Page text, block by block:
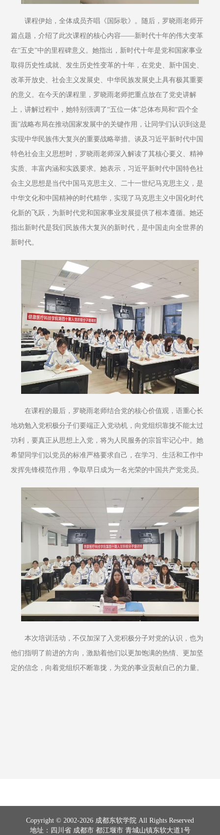
课程伊始，全体成员齐唱《国际歌》。随后，罗晓雨老师开
篇点题，介绍了此次课程的核心内容——新时代十年的伟大变革
在“五史”中的里程碑意义。她指出，新时代十年是党和国家事业
取得历史性成就、发生历史性变革的十年，在党史、新中国史、
改革开放史、社会主义发展史、中华民族发展史上具有极其重要
的意义。在今天的课程里，罗晓雨老师把重点放在了党史讲解
上，讲解过程中，她特别强调了“五位一体”总体布局和“四个全
面”战略布局在推动国家发展中的关键作用，让同学们认识到这是
实现中华民族伟大复兴的重要战略举措。谈及习近平新时代中国
特色社会主义思想时，罗晓雨老师深入解读了其核心要义、精神
实质、丰富内涵和实践要求。她表示，习近平新时代中国特色社
会主义思想是当代中国马克思主义、二十一世纪马克思主义，是
中华文化和中国精神的时代精华，实现了马克思主义中国化时代
化新的飞跃，为新时代党和国家事业发展提供了根本遵循。她还
指出新时代是我们民族伟大复兴的新时代，是中国走向全世界的
新时代。
在课程的最后，罗晓雨老师结合党的核心价值观，语重心长
地劝勉入党积极分子们要端正入党动机，向党组织靠拢不能太过
功利，要真正从思想上入党，将为人民服务的宗旨牢记心中。她
希望同学们以党员的标准严格要求自己，在学习、生活和工作中
发挥先锋模范作用，争取早日成为一名光荣的中国共产党党员。
本次培训活动，不仅加深了入党积极分子对党的认识，也为
他们指明了前进的方向，激励着他们以更加饱满的热情、更加坚
定的信念，向着党组织不断靠拢，为党的事业贡献自己的力量。
Copyright © 2002-2026 成都东软学院 All Rights Reserved
地址：四川省 成都市 都江堰市 青城山镇东软大道1号